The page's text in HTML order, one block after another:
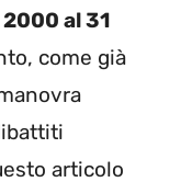
al 31
come già
articolo